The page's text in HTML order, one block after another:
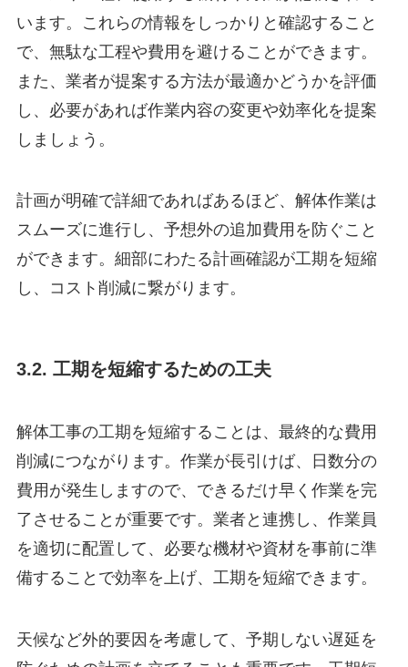
います。これらの情報をしっかりと確認すること
で、無駄な工程や費用を避けることができます。
また、業者が提案する方法が最適かどうかを評価
し、必要があれば作業内容の変更や効率化を提案
しましょう。
計画が明確で詳細であればあるほど、解体作業は
スムーズに進行し、予想外の追加費用を防ぐこと
ができます。細部にわたる計画確認が工期を短縮
し、コスト削減に繋がります。
3.2. 工期を短縮するための工夫
解体工事の工期を短縮することは、最終的な費用
削減につながります。作業が長引けば、日数分の
費用が発生しますので、できるだけ早く作業を完
了させることが重要です。業者と連携し、作業員
を適切に配置して、必要な機材や資材を事前に準
備することで効率を上げ、工期を短縮できます。
天候など外的要因を考慮して、予期しない遅延を